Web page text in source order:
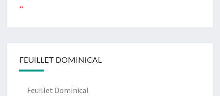
FEUILLET DOMINICAL
Feuillet Dominical